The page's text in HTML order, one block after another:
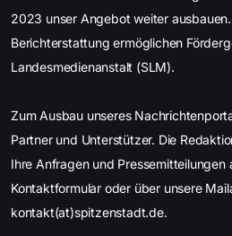
2023 unser Angebot weiter
Berichterstattung ermöglichen
Landesmedienanstalt (SLM).
Zum Ausbau unseres
Partner und Unterstützer. Die
Ihre Anfragen und Pressemitteilungen
Kontaktformular oder über unsere
kontakt(at)spitzenstadt.de.